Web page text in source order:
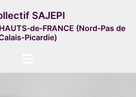
SAJEPI
de-FRANCE (Nord-Pas de
Picardie)